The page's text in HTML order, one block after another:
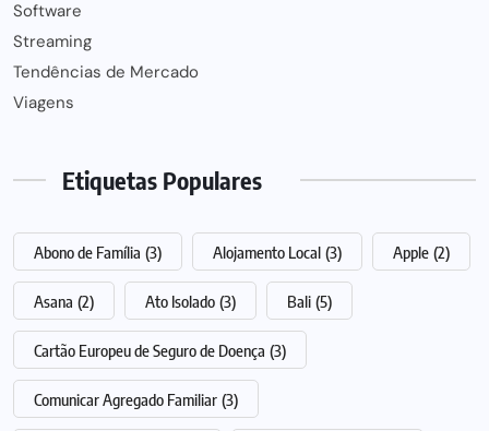
Software
Streaming
Tendências de Mercado
Viagens
Etiquetas Populares
Abono de Família (3) Alojamento Local (3) Apple (2)
Asana (2) Ato Isolado (3) Bali (5)
Cartão Europeu de Seguro de Doença (3)
Comunicar Agregado Familiar (3)